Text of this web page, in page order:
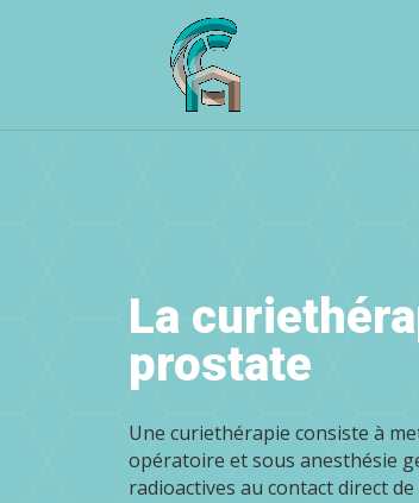
La
prostate
Une curiethérapie consiste à
opératoire et sous anesthésie
radioactives au contact direct